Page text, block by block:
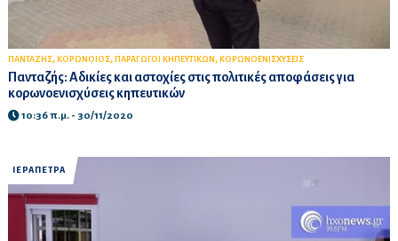
ΠΑΝΤΑΖΗΣ, ΚΟΡΩΝΟΙΟΣ, ΠΑΡΑΓΩΓΟΙ ΚΗΠΕΥΤΙΚΩΝ , ΚΟΡΩΝΟΕΝΙΣΧΥΣΕΙΣ
Πανταζής: Αδικίες και αστοχίες στις πολιτικές αποφάσεις για
κορωνοενισχύσεις κηπευτικών
10:36 π.μ. - 30/11/2020
ΙΕΡΑΠΕΤΡΑ